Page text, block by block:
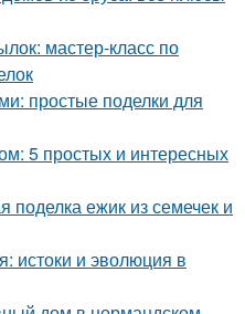
мастер-класс по
простые поделки для
5 простых и интересных
поделка ежик из семечек и
истоки и эволюция в